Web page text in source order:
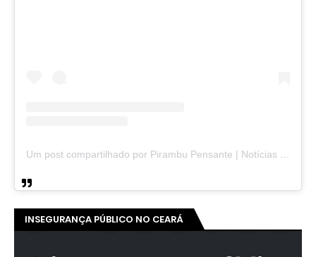
Um post compartilhado por Pirambu Pensante | Notícias & Entretenimento (@pirambupensante)
INSEGURANÇA PÚBLICO NO CEARÁ